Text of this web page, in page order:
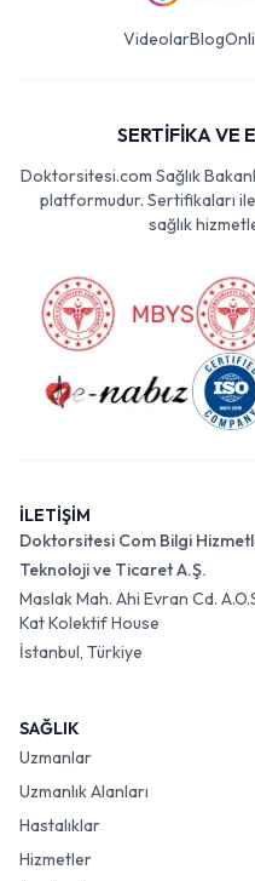
VideolarBlog
SERTİFİKA VE
Doktorsitesi.com Sağlık
platformudur. Sertifikaları
sağlık
İLETİŞİM
Doktorsitesi Com Bilgi
Teknoloji ve Ticaret A.Ş.
Maslak Mah. Ahi Evran Cd.
Kat Kolektif House
İstanbul, Türkiye
SAĞLIK
Uzmanlar
Uzmanlık Alanları
Hastalıklar
Hizmetler